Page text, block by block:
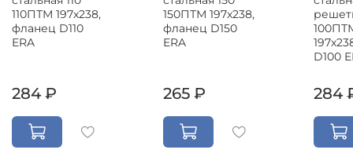
110ПТМ 197х238,
фланец D110
ERA
284 ₽
150ПТМ 197х238,
фланец D150
ERA
265 ₽
D100
284